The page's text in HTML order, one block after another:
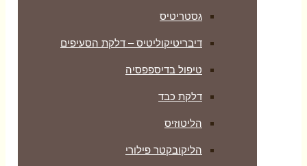
גסטריטיס
דיבריטיקוליטיס – דלקת הסעיפים
טיפול בדיספפסיה
דלקת כבד
הליטוזיס
הליקובקטר פילורי